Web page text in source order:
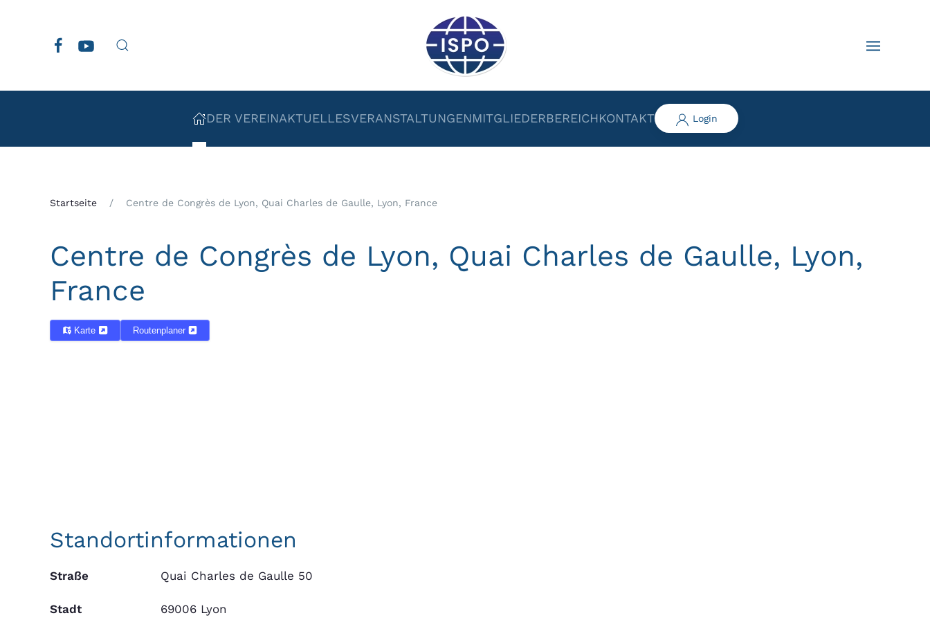
Zum Hauptinhalt springen
DER VEREINAKTUELLESVERANSTALTUNGENMITGLIEDERBEREICHKONTAKT Login
Startseite Centre de Congrès de Lyon, Quai Charles de Gaulle, Lyon, France
Centre de Congrès de Lyon, Quai Charles de Gaulle, Lyon,
France
Karte Routenplaner
Standortinformationen
Straße Quai Charles de Gaulle 50
Stadt 69006 Lyon